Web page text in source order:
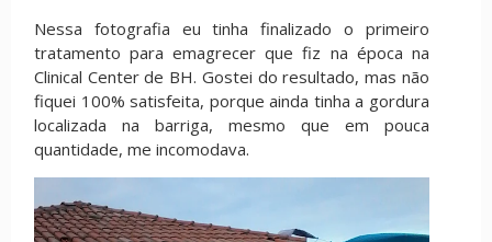
Nessa fotografia eu tinha finalizado o primeiro
tratamento para emagrecer que fiz na época na
Clinical Center de BH. Gostei do resultado, mas não
fiquei 100% satisfeita, porque ainda tinha a gordura
localizada na barriga, mesmo que em pouca
quantidade, me incomodava.